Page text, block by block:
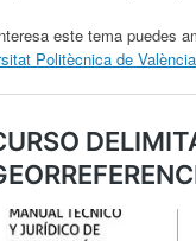
este tema puedes
Politècnica de València